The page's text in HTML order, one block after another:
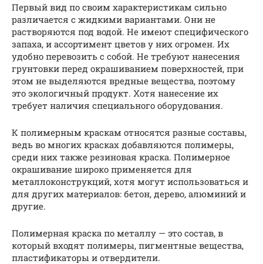
Первый вид по своим характеристикам сильно
различается с жидкими вариантами. Они не
растворяются под водой. Не имеют специфического
запаха, и ассортимент цветов у них огромен. Их
удобно перевозить с собой. Не требуют нанесения
грунтовки перед окрашиванием поверхностей, при
этом не выделяются вредные вещества, поэтому
это экологичный продукт. Хотя нанесение их
требует наличия специального оборудования.
К полимерным краскам относятся разные составы,
ведь во многих красках добавляются полимеры,
среди них также резиновая краска. Полимерное
окрашивание широко применяется для
металлоконструкций, хотя могут использоваться и
для других материалов: бетон, дерево, алюминий и
другие.
Полимерная краска по металлу — это состав, в
который входят полимеры, пигментные вещества,
пластификаторы и отвердители.